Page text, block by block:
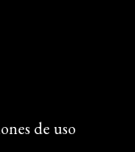
de uso